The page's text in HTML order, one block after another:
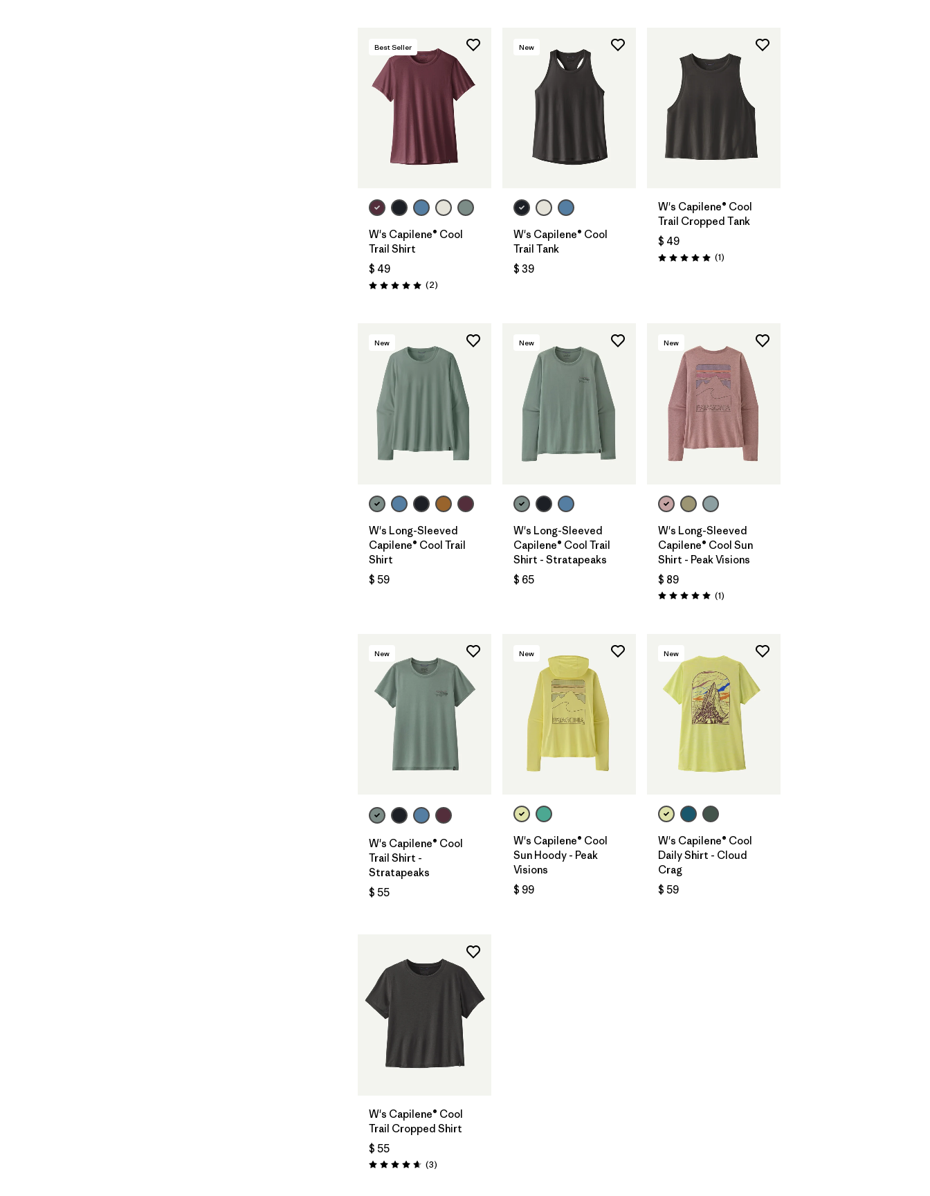
Best Seller
W's Capilene® Cool
Trail Shirt
$ 49
Valoración: 5.0 / 5
(2Comentarios
)
New
W's Capilene® Cool
Trail Tank
$ 39
W's Capilene® Cool
Trail Cropped Tank
$ 49
Valoración: 5.0 / 5
(1Comentarios
)
New
W's Long-Sleeved
Capilene® Cool Trail
Shirt
$ 59
New
W's Long-Sleeved
Capilene® Cool Trail
Shirt - Stratapeaks
$ 65
New
W's Long-Sleeved
Capilene® Cool Sun
Shirt - Peak Visions
$ 89
Valoración: 5.0 / 5
(1Comentarios
)
New
W's Capilene® Cool
Trail Shirt -
Stratapeaks
$ 55
New
W's Capilene® Cool
Sun Hoody - Peak
Visions
$ 99
New
W's Capilene® Cool
Daily Shirt - Cloud
Crag
$ 59
W's Capilene® Cool
Trail Cropped Shirt
$ 55
Valoración: 4.7 / 5
(3Comentarios
)